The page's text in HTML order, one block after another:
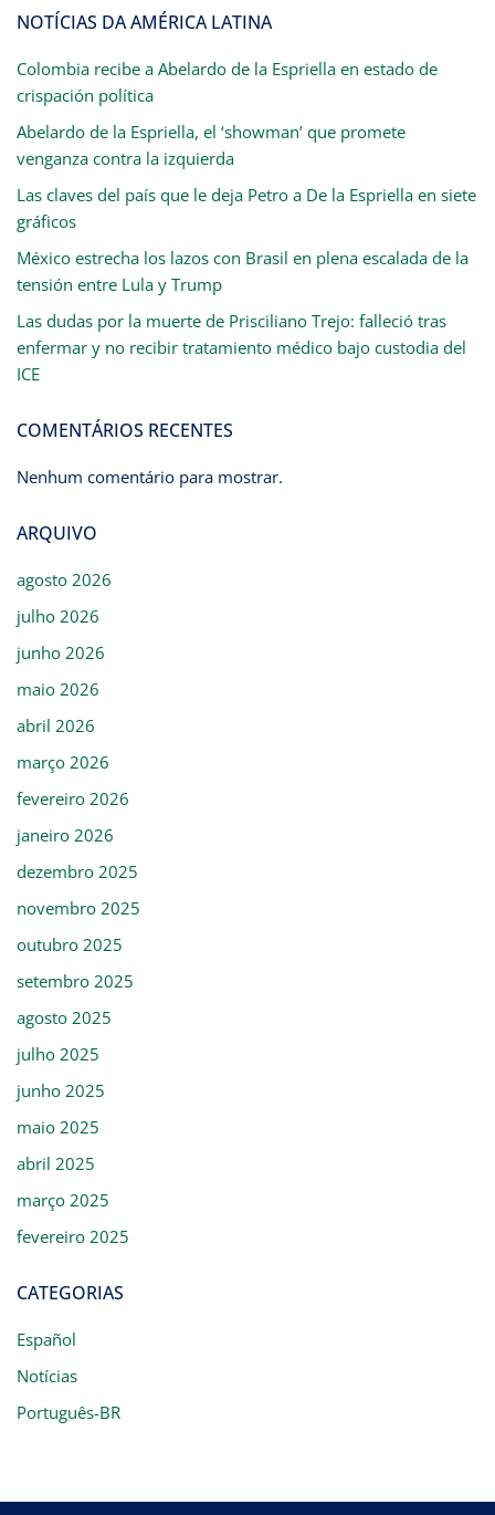
NOTÍCIAS DA AMÉRICA LATINA
Colombia recibe a Abelardo de la Espriella en estado de
crispación política
Abelardo de la Espriella, el ‘showman’ que promete
venganza contra la izquierda
Las claves del país que le deja Petro a De la Espriella en siete
gráficos
México estrecha los lazos con Brasil en plena escalada de la
tensión entre Lula y Trump
Las dudas por la muerte de Prisciliano Trejo: falleció tras
enfermar y no recibir tratamiento médico bajo custodia del
ICE
COMENTÁRIOS RECENTES
Nenhum comentário para mostrar.
ARQUIVO
agosto 2026
julho 2026
junho 2026
maio 2026
abril 2026
março 2026
fevereiro 2026
janeiro 2026
dezembro 2025
novembro 2025
outubro 2025
setembro 2025
agosto 2025
julho 2025
junho 2025
maio 2025
abril 2025
março 2025
fevereiro 2025
CATEGORIAS
Español
Notícias
Português-BR